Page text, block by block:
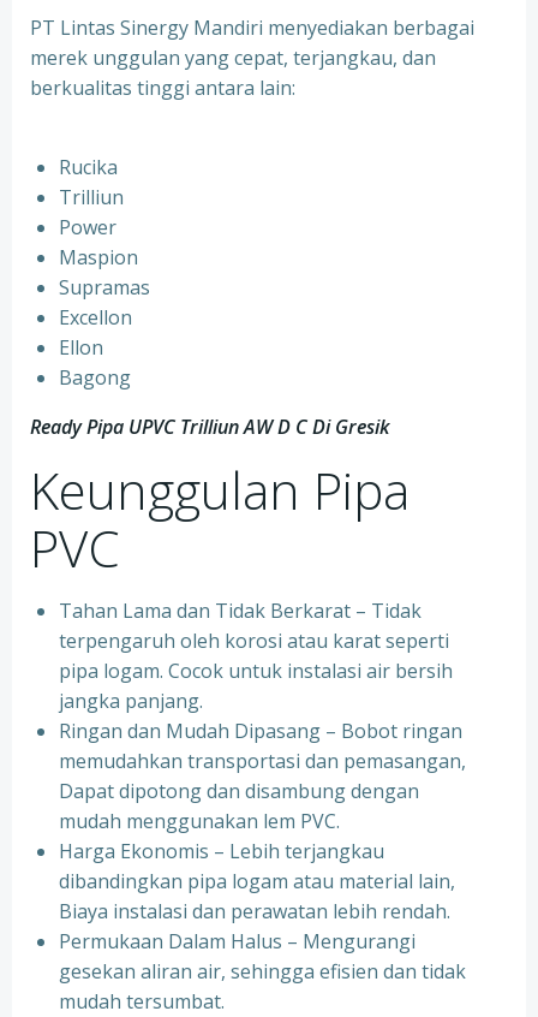
PT Lintas Sinergy Mandiri menyediakan berbagai
merek unggulan yang cepat, terjangkau, dan
berkualitas tinggi antara lain:
Rucika
Trilliun
Power
Maspion
Supramas
Excellon
Ellon
Bagong
Ready Pipa UPVC Trilliun AW D C Di Gresik
Keunggulan Pipa
PVC
Tahan Lama dan Tidak Berkarat – Tidak
terpengaruh oleh korosi atau karat seperti
pipa logam. Cocok untuk instalasi air bersih
jangka panjang.
Ringan dan Mudah Dipasang – Bobot ringan
memudahkan transportasi dan pemasangan,
Dapat dipotong dan disambung dengan
mudah menggunakan lem PVC.
Harga Ekonomis – Lebih terjangkau
dibandingkan pipa logam atau material lain,
Biaya instalasi dan perawatan lebih rendah.
Permukaan Dalam Halus – Mengurangi
gesekan aliran air, sehingga efisien dan tidak
mudah tersumbat.